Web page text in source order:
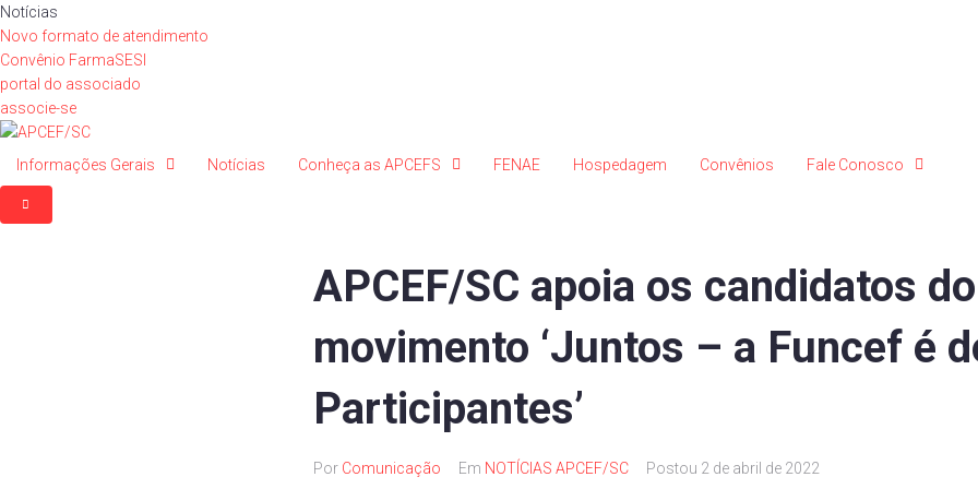
Ir
para
o
conteúdo
Notícias
Novo formato de atendimento
Convênio FarmaSESI
portal do associado
associe-se
Informações Gerais Notícias Conheça as APCEFS FENAE Hospedagem Convênios Fale Conosco
APCEF/SC apoia os candidatos do
movimento ‘Juntos – a Funcef é
Participantes’
Por Comunicação Em NOTÍCIAS APCEF/SC Postou 2 de abril de 2022